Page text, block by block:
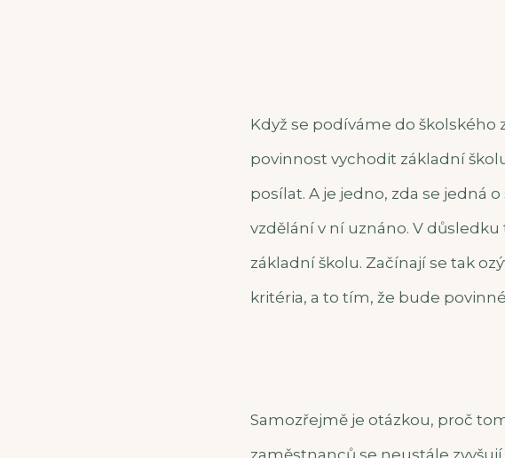
Když se podíváme do školského
povinnost vychodit základní
posílat. A je jedno, zda se jedná
vzdělání v ní uznáno. V
základní školu. Začínají se tak
kritéria, a to tím, že bude
Samozřejmě je otázkou, proč
zaměstnanců se neustále